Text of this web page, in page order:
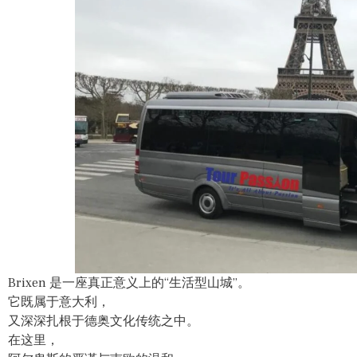
Brixen 是一座真正意义上的“生活型山城”。
它既属于意大利，
又深深扎根于德奥文化传统之中。
在这里，